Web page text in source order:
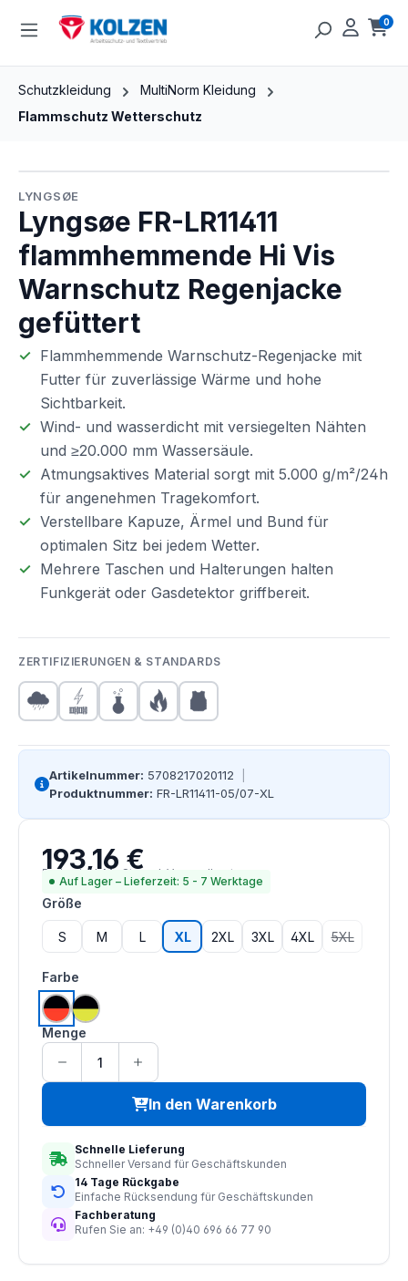
Zum Hauptinhalt springen 0
Schutzkleidung
MultiNorm Kleidung
Flammschutz Wetterschutz
LYNGSØE
Lyngsøe FR-LR11411
flammhemmende Hi Vis
Warnschutz Regenjacke
gefüttert
Flammhemmende Warnschutz-Regenjacke mit
Futter für zuverlässige Wärme und hohe
Sichtbarkeit.
Wind- und wasserdicht mit versiegelten Nähten
und ≥20.000 mm Wassersäule.
Atmungsaktives Material sorgt mit 5.000 g/m²/24h
für angenehmen Tragekomfort.
Verstellbare Kapuze, Ärmel und Bund für
optimalen Sitz bei jedem Wetter.
Mehrere Taschen und Halterungen halten
Funkgerät oder Gasdetektor griffbereit.
ZERTIFIZIERUNGEN & STANDARDS
Artikelnummer: 5708217020112
Produktnummer: FR-LR11411-05/07-XL
Regulärer Preis:
193,16 €
Preise inkl. MwSt. zzgl. Versandkosten
Auf Lager – Lieferzeit: 5 - 7 Werktage
Größe
S M L XL 2XL 3XL 4XL 5XL(Diese
Farbe
hi vis orange | schwarz
hi vis saturn gelb | schwarz
Menge
In den Warenkorb
Schnelle Lieferung
Schneller Versand für Geschäftskunden
14 Tage Rückgabe
Einfache Rücksendung für Geschäftskunden
Fachberatung
Rufen Sie an: +49 (0)40 696 66 77 90